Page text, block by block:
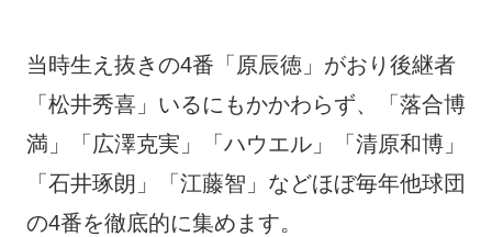
当時生え抜きの4番「原辰徳」がおり後継者
「松井秀喜」いるにもかかわらず、「落合博
満」「広澤克実」「ハウエル」「清原和博」
「石井琢朗」「江藤智」などほぼ毎年他球団
の4番を徹底的に集めます。